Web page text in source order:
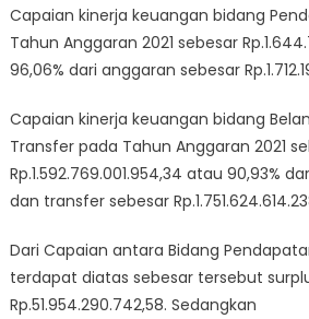
Capaian kinerja keuangan bidang
Tahun Anggaran 2021 sebesar
96,06% dari anggaran sebesar
Capaian kinerja keuangan bidang
Transfer pada Tahun Anggaran 2021
Rp.1.592.769.001.954,34 atau 90,93%
dan transfer sebesar
Dari Capaian antara Bidang
terdapat diatas sebesar tersebut
Rp.51.954.290.742,58. Sedangkan